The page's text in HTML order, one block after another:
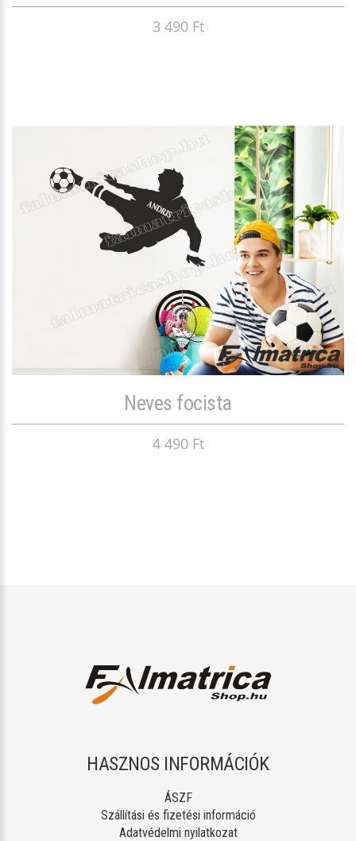
3 490 Ft
Neves focista
4 490 Ft
HASZNOS INFORMÁCIÓK
ÁSZF
Szállítási és fizetési információ
Adatvédelmi nyilatkozat